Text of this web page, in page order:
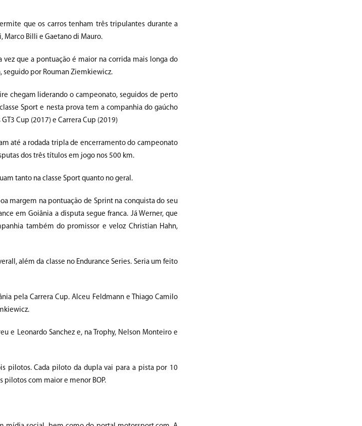
que os carros tenham três tripulantes durante a
Marco Billi e Gaetano di Mauro.
que a pontuação é maior na corrida mais longa do
seguido por Rouman Ziemkiewicz.
chegam liderando o campeonato, seguidos de perto
Sport e nesta prova tem a companhia do gaúcho
Cup (2017) e Carrera Cup (2019)
até a rodada tripla de encerramento do campeonato
dos três títulos em jogo nos 500 km.
tanto na classe Sport quanto no geral.
margem na pontuação de Sprint na conquista do seu
em Goiânia a disputa segue franca. Já Werner, que
também do promissor e veloz Christian Hahn,
além da classe no Endurance Series. Seria um feito
pela Carrera Cup. Alceu Feldmann e Thiago Camilo
e Leonardo Sanchez e, na Trophy, Nelson Monteiro e
pilotos. Cada piloto da dupla vai para a pista por 10
pilotos com maior e menor BOP.